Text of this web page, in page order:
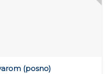
(posno)